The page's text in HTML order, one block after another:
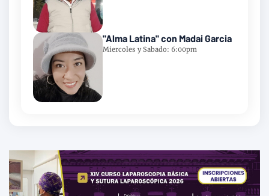
"Alma Latina" con Madai Garcia
Miercoles y Sabado: 6:00pm